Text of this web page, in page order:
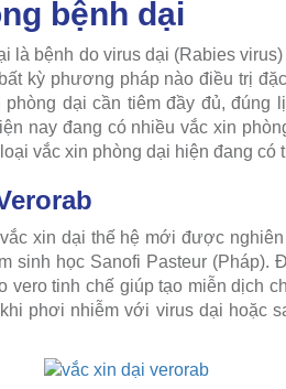
bệnh dại
là bệnh do virus dại (Rabies
kỳ phương pháp nào điều trị
dại cần tiêm đầy đủ, đúng
nay đang có nhiều vắc xin
vắc xin phòng dại hiện đang có
xin dại thế hệ mới được
sinh học Sanofi Pasteur (Pháp).
vero tinh chế giúp tạo miễn dịch
phơi nhiễm với virus dại hoặc